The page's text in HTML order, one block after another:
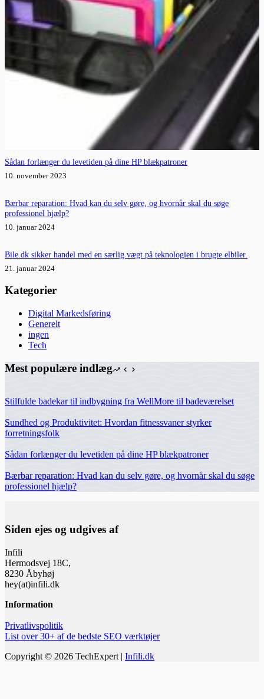
Sådan forlænger du levetiden på dine HP blækpatroner
10. november 2023
Bærbar reparation: Hvad kan du selv gøre, og hvornår skal du søge
professionel hjælp?
10. januar 2024
Bile.dk sikker handel med en særlig vægt på teknologien i brugte elbiler.
21. januar 2024
Kategorier
Digital Markedsføring
Generelt
ingen
Tech
Mest populære indlæg
Stilfulde badekar til indbygning fra WellMore til badeværelset
Sundhed og Produktivitet: Hvordan fitnessvaner styrker
forretningsfolk
Sådan forlænger du levetiden på dine HP blækpatroner
Bærbar reparation: Hvad kan du selv gøre, og hvornår skal du søge
professionel hjælp?
Siden ejes og udgives af
Infili
Hermodsvej 18C,
8230 Åbyhøj
hey(at)infili.dk
Information
Privatlivspolitik
List over 30+ af de bedste SEO værktøjer
Copyright © 2026 TechExpert | Infili.dk